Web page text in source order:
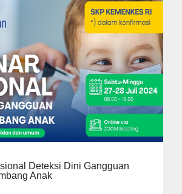
Deteksi Dini Gangguan
Anak